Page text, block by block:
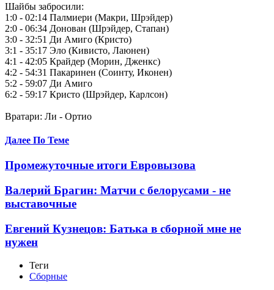
Шайбы забросили:
1:0 - 02:14 Палмиери (Макри, Шрэйдер)
2:0 - 06:34 Донован (Шрэйдер, Стапан)
3:0 - 32:51 Ди Амиго (Кристо)
3:1 - 35:17 Эло (Кивисто, Лаюнен)
4:1 - 42:05 Крайдер (Морин, Дженкс)
4:2 - 54:31 Пакаринен (Соинту, Иконен)
5:2 - 59:07 Ди Амиго
6:2 - 59:17 Кристо (Шрэйдер, Карлсон)
Вратари: Ли - Ортио
Далее По Теме
Промежуточные итоги Евровызова
Валерий Брагин: Матчи с белорусами - не
выставочные
Евгений Кузнецов: Батька в сборной мне не
нужен
Теги
Сборные